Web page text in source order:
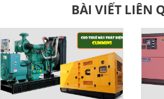
BÀI VIẾT LIÊN